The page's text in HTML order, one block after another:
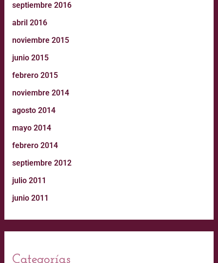
septiembre 2016
abril 2016
noviembre 2015
junio 2015
febrero 2015
noviembre 2014
agosto 2014
mayo 2014
febrero 2014
septiembre 2012
julio 2011
junio 2011
Categorías